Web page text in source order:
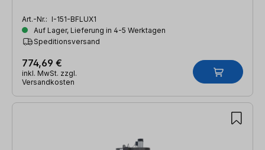
Art.-Nr.: I-151-BFLUX1
Auf Lager, Lieferung in 4-5 Werktagen
Speditionsversand
774,69 €
inkl. MwSt. zzgl.
Versandkosten